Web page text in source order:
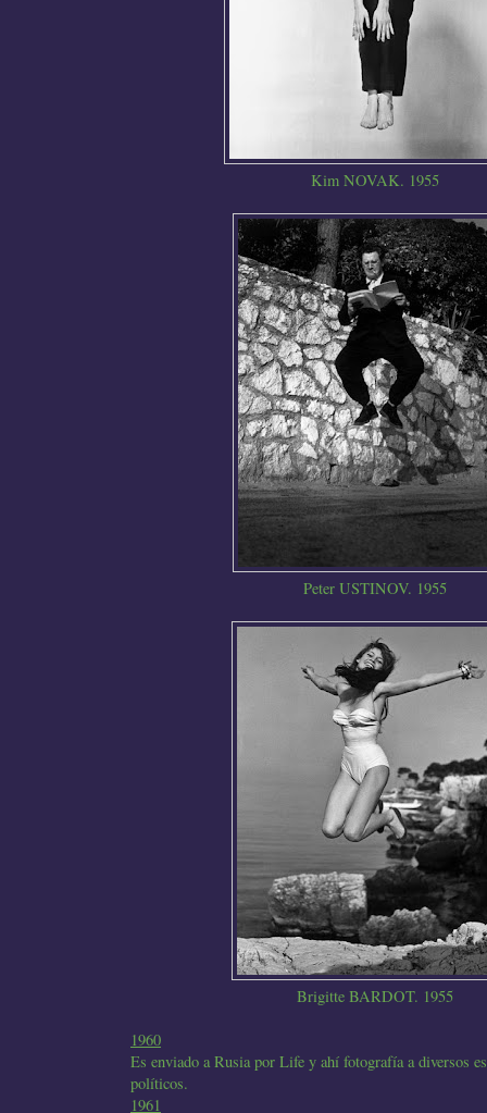
Kim NOVAK. 1955
Peter USTINOV. 1955
Brigitte BARDOT. 1955
1960
Es enviado a Rusia por Life y ahí fotografía a diversos
políticos.
1961